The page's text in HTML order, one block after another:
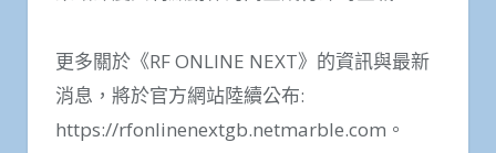
更多關於《RF ONLINE NEXT》的資訊與最新
消息，將於官方網站陸續公布:
https://rfonlinenextgb.netmarble.com。